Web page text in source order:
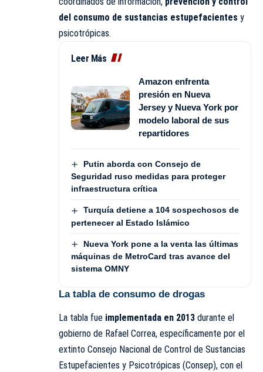
del consumo de sustancias estupefacientes y
psicotrópicas.
Leer Más
Amazon enfrenta
presión en Nueva
Jersey y Nueva York por
modelo laboral de sus
repartidores
Putin aborda con Consejo de
Seguridad ruso medidas para proteger
infraestructura crítica
Turquía detiene a 104 sospechosos de
pertenecer al Estado Islámico
Nueva York pone a la venta las últimas
máquinas de MetroCard tras avance del
sistema OMNY
La tabla de consumo de drogas
La tabla fue implementada en 2013 durante el
gobierno de Rafael Correa, específicamente por el
extinto Consejo Nacional de Control de Sustancias
Estupefacientes y Psicotrópicas (Consep), con el